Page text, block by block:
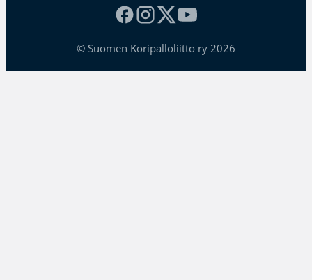
© Suomen Koripalloliitto ry 2026